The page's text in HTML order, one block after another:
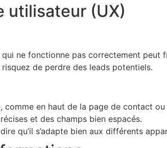
utilisateur (UX)
ne fonctionne pas correctement peut
risquez de perdre des leads potentiels.
comme en haut de la page de contact
et des champs bien espacés.
dire qu’il s’adapte bien aux différents